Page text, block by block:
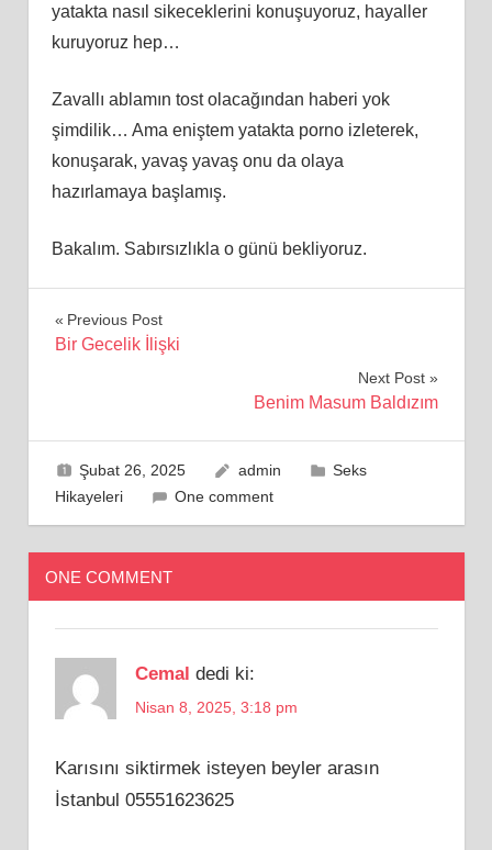
yatakta nasıl sikeceklerini konuşuyoruz, hayaller
kuruyoruz hep…
Zavallı ablamın tost olacağından haberi yok
şimdilik… Ama eniştem yatakta porno izleterek,
konuşarak, yavaş yavaş onu da olaya
hazırlamaya başlamış.
Bakalım. Sabırsızlıkla o günü bekliyoruz.
Yazı
Previous Post
Bir Gecelik İlişki
Next Post
Benim Masum Baldızım
Şubat 26, 2025 admin
Seks
Hikayeleri
One comment
ONE COMMENT
Cemal dedi ki:
Nisan 8, 2025, 3:18 pm
Karısını siktirmek isteyen beyler arasın
İstanbul 05551623625